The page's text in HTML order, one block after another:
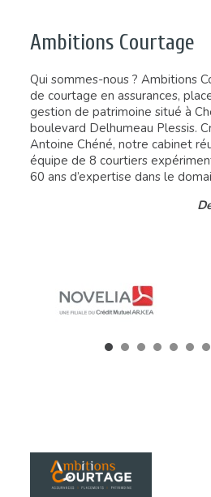
Ambitions Courtage
Qui sommes-nous ? Ambitions
de courtage en assurances,
gestion de patrimoine situé à
boulevard Delhumeau Plessis.
Antoine Chéné, notre cabinet
équipe de 8 courtiers
60 ans d’expertise dans le